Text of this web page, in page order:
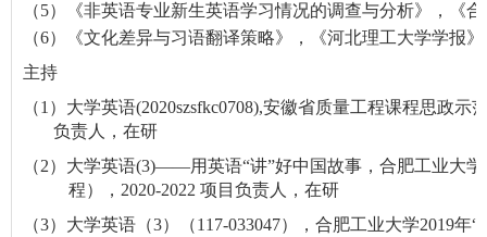
（5）
《非英语专业新生英语学习情况的调查与分析》，《
（6）
《文化差异与习语翻译策略》，《河北理工大学学报
主持
（1）大学英语(2020szsfkc0708),安徽省质量工程课程思政示
负责人，在研
（2）大学英语(3)——用英语“讲”好中国故事，合肥工业大学
程）， 2020-2022 项目负责人 ，在研
（3）大学英语（3）（117-033047），合肥工业大学2019年“